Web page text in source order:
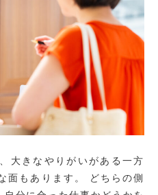
大きなやりがいがある一方
面もあります。 どちらの側